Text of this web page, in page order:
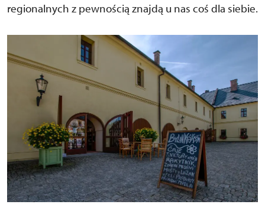
regionalnych z pewnością znajdą u nas coś dla siebie.